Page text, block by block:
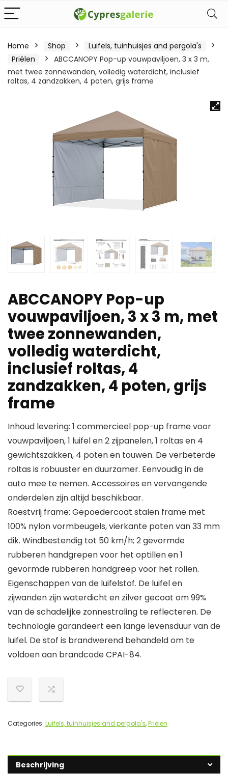
Home Shop
Luifels, tuinhuisjes and pergola's
Priëlen
ABCCANOPY Pop-up vouwpaviljoen, 3 x 3 m,
met twee zonnewanden, volledig waterdicht, inclusief
roltas, 4 zandzakken, 4 poten, grijs frame
ABCCANOPY Pop-up
vouwpaviljoen, 3 x 3 m, met
twee zonnewanden,
volledig waterdicht,
inclusief roltas, 4
zandzakken, 4 poten, grijs
frame
Inhoud levering: 1 commercieel pop-up frame voor
vouwpaviljoen, 1 luifel en 2 zijpanelen, 1 roltas en 4
gewichtszakken, 4 poten en touwen. De verbeterde
roltas is robuuster en duurzamer. Eenvoudig in de
auto mee te nemen. Accessoires en vervangende
onderdelen zijn altijd beschikbaar.
Roestvrij frame: Gepoedercoat stalen frame met
100% nylon vormbeugels, vierkante poten van 33 mm
dik. Windbestendig tot 50 km/h; 2 gevormde
rubberen handgrepen voor het optillen en 1
gevormde rubberen handgreep voor het rollen.
Eigenschappen van de luifelstof. De luifel en
zijwanden zijn waterdicht en zilver gecoat om 99%
van de schadelijke zonnestraling te reflecteren. De
technologie garandeert een lange levensduur van de
luifel. De stof is brandwerend behandeld om te
voldoen aan brandcode CPAI-84.
Categories: Luifels, tuinhuisjes and pergola's,Priëlen
Beschrijving